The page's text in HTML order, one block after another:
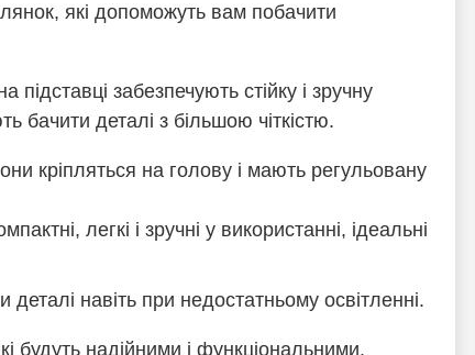
які допоможуть вам побачити
забезпечують стійку і зручну
деталі з більшою чіткістю.
кріпляться на голову і мають регульовану
легкі і зручні у використанні, ідеальні
навіть при недостатньому освітленні.
будуть надійними і функціональними.